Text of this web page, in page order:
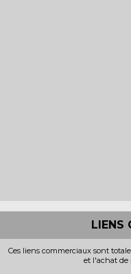
LIENS
Ces liens commerciaux sont
et l'achat de